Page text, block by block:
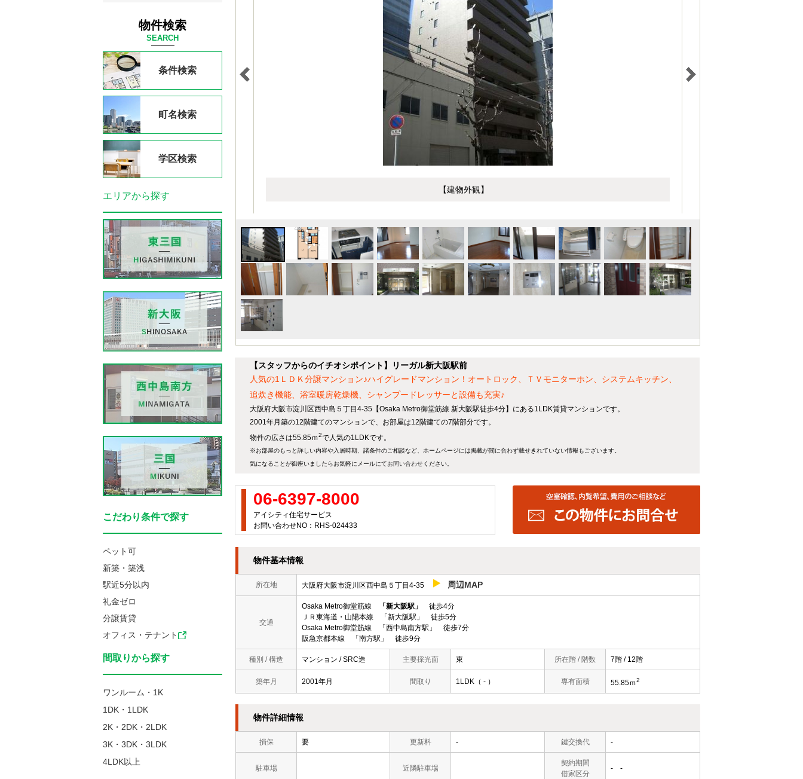
【建物外観】
【スタッフからのイチオシポイント】リーガル新大阪駅前
人気の1ＬＤＫ分譲マンション♪ハイグレードマンション！オートロック、ＴＶモニターホン、システムキッチン、
追炊き機能、浴室暖房乾燥機、シャンプードレッサーと設備も充実♪
大阪府大阪市淀川区西中島５丁目4-35【Osaka Metro御堂筋線 新大阪駅徒歩4分】にある1LDK賃貸マンションです。
2001年月築の12階建てのマンションで、お部屋は12階建ての7階部分です。
物件の広さは55.85ｍ2で人気の1LDKです。
※お部屋のもっと詳しい内容や入居時期、諸条件のご相談など、ホームページには掲載が間に合わず載せきれていない情報もございます。
気になることが御座いましたらお気軽にメールにてお問い合わせください。
06-6397-8000
アイシティ住宅サービス
お問い合わせNO：RHS-024433
物件基本情報
所在地 大阪府大阪市淀川区西中島５丁目4-35 周辺MAP
交通
Osaka Metro御堂筋線 「新大阪駅」
徒歩4分
ＪＲ東海道・山陽本線 「新大阪駅」 徒歩5分
Osaka Metro御堂筋線 「西中島南方駅」 徒歩7分
阪急京都本線 「南方駅」 徒歩9分
種別 / 構造 マンション / SRC造 主要採光面 東 所在階 / 階数 7階 / 12階
築年月 2001年月 間取り 1LDK（ - ） 専有面積 55.85ｍ2
物件詳細情報
損保 要 更新料 - 鍵交換代 -
駐車場 近隣駐車場
契約期間
借家区分
- -
物件検索
SEARCH
条件検索
町名検索
学区検索
エリアから探す
こだわり条件で探す
ペット可
新築・築浅
駅近5分以内
礼金ゼロ
分譲賃貸
オフィス・テナント
間取りから探す
ワンルーム・1K
1DK・1LDK
2K・2DK・2LDK
3K・3DK・3LDK
4LDK以上